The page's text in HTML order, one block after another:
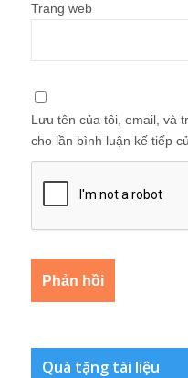
Trang web
Lưu tên của tôi, email, và
cho lần bình luận kế tiếp
Quà tặng tài liệu